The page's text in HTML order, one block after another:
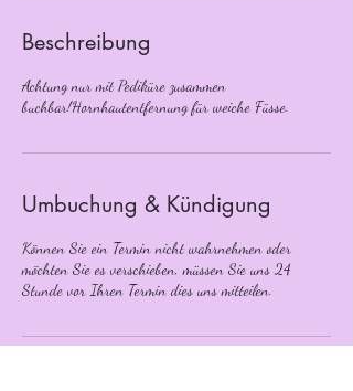
Beschreibung
Achtung nur mit Pediküre zusammen
buchbar!Hornhautentfernung für weiche Füsse.
Umbuchung & Kündigung
Können Sie ein Termin nicht wahrnehmen oder
möchten Sie es verschieben, müssen Sie uns 24
Stunde vor Ihren Termin dies uns mitteilen.